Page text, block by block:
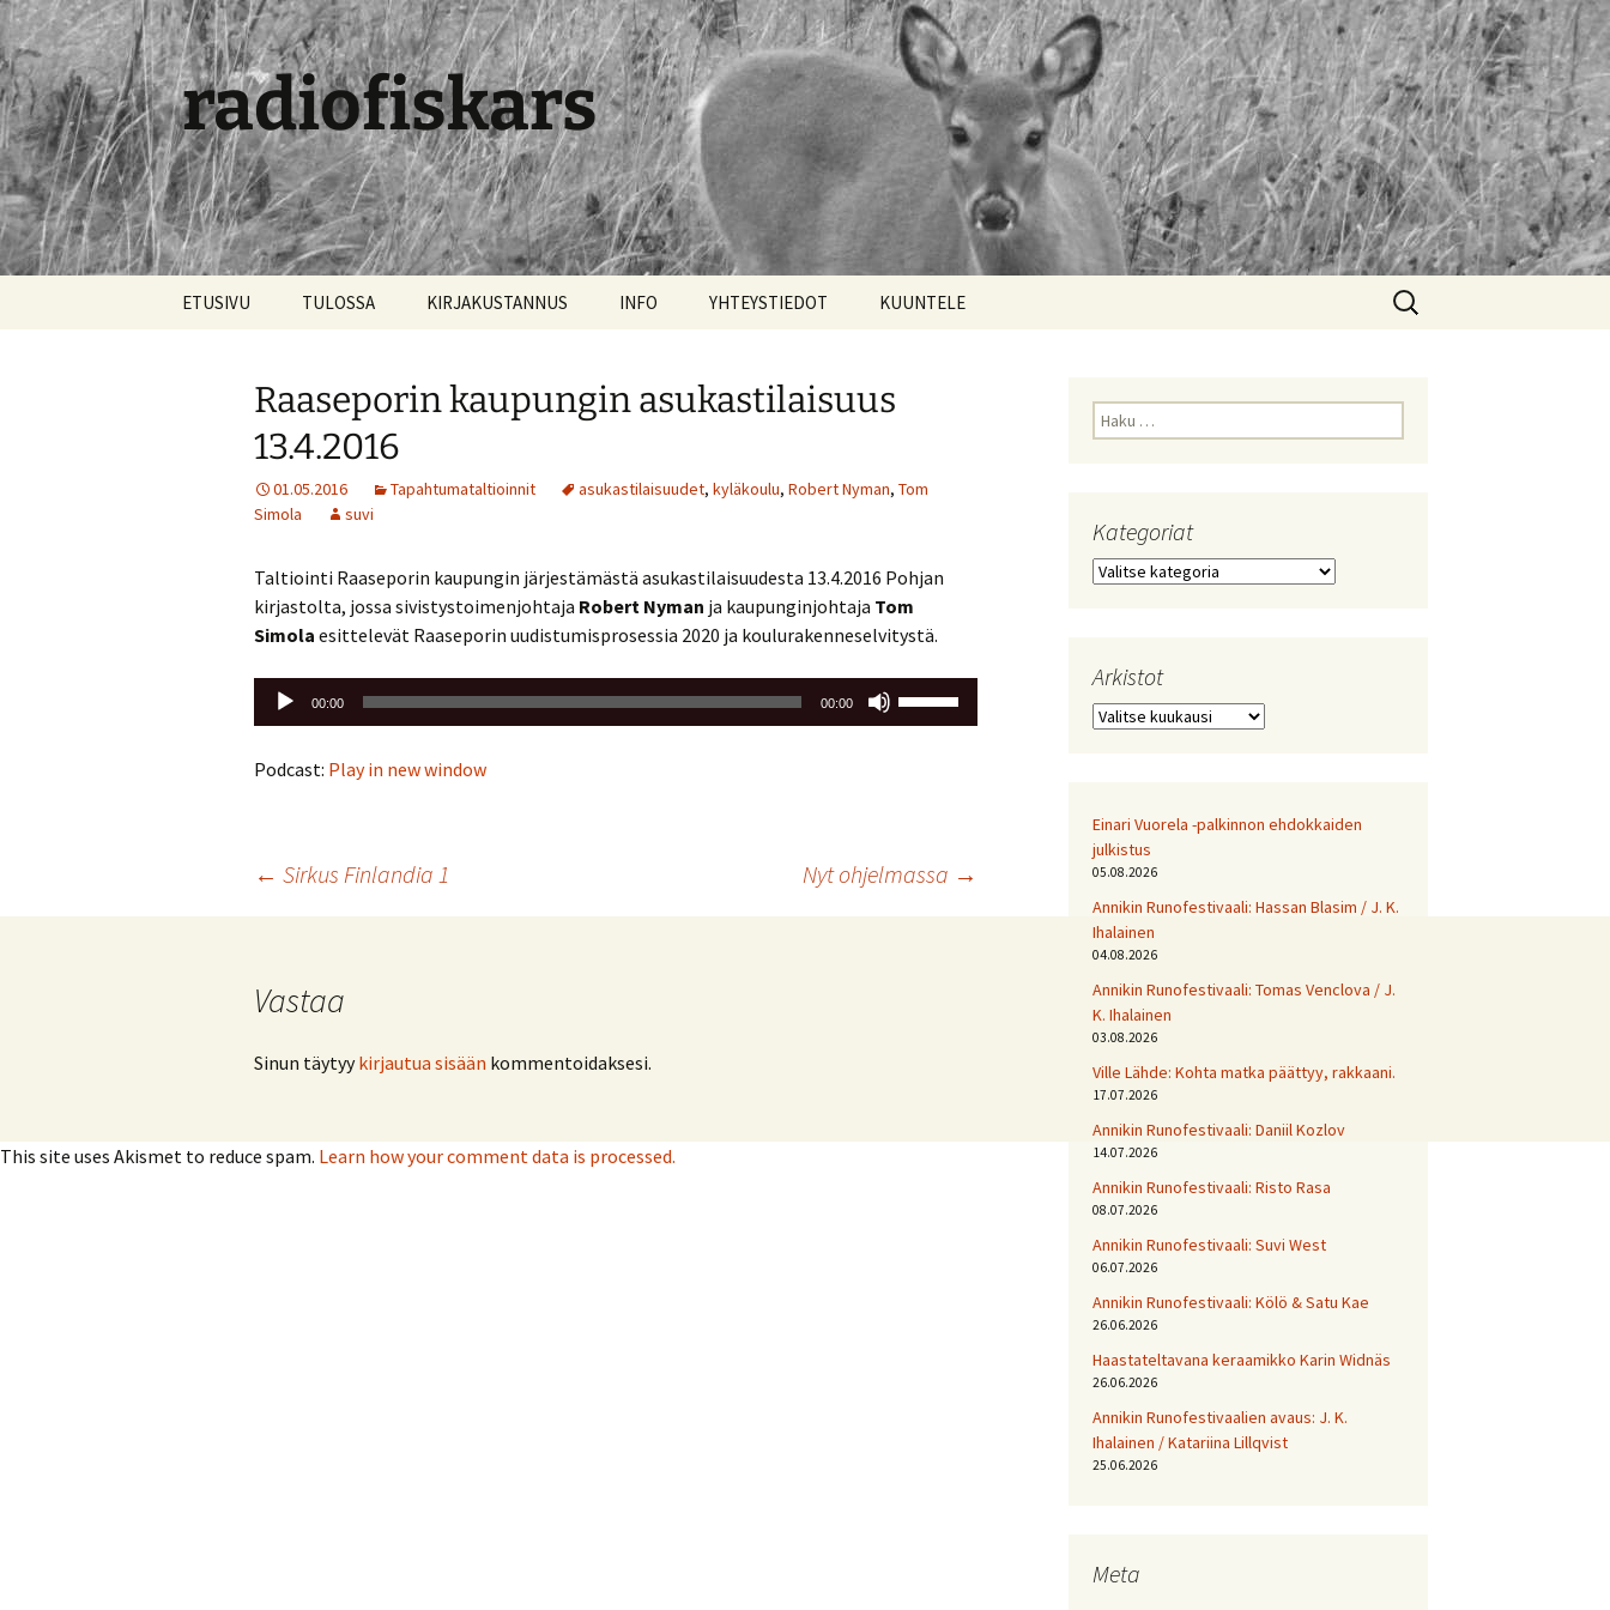
radiofiskars
ETUSIVU TULOSSA KIRJAKUSTANNUS INFO YHTEYSTIEDOT KUUNTELE
Haku:
Raaseporin kaupungin asukastilaisuus
13.4.2016
01.05.2016 Tapahtumataltioinnit asukastilaisuudet, kyläkoulu, Robert Nyman, Tom
Simola
suvi
Taltiointi Raaseporin kaupungin järjestämästä asukastilaisuudesta 13.4.2016 Pohjan
kirjastolta, jossa sivistystoimenjohtaja Robert Nyman ja kaupunginjohtaja Tom
Simola esittelevät Raaseporin uudistumisprosessia 2020 ja koulurakenneselvitystä.
Äänitoistin
00:00 00:00
pienemmäksi.
Podcast: Play in new window
selaus
← Sirkus Finlandia 1 Nyt ohjelmassa →
Vastaa
Sinun täytyykirjautua sisään kommentoidaksesi.
This site uses Akismet to reduce spam. Learn how your comment data is processed.
Haku:
Kategoriat
Kategoriat
Arkistot
Arkistot
Einari Vuorela -palkinnon ehdokkaiden
julkistus
05.08.2026
Annikin Runofestivaali: Has­san Bla­sim / J. K.
Ihalainen
04.08.2026
Annikin Runofestivaali: Tomas Venclova / J.
K. Ihalainen
03.08.2026
Ville Lähde: Kohta matka päättyy, rakkaani.
17.07.2026
Annikin Runofestivaali: Daniil Kozlov
14.07.2026
Annikin Runofestivaali: Risto Rasa
08.07.2026
Annikin Runofestivaali: Suvi West
06.07.2026
Annikin Runofestivaali: Kölö & Satu Kae
26.06.2026
Haastateltavana keraamikko Karin Widnäs
26.06.2026
Annikin Runofestivaalien avaus: J. K.
Ihalainen / Katariina Lillqvist
25.06.2026
Meta